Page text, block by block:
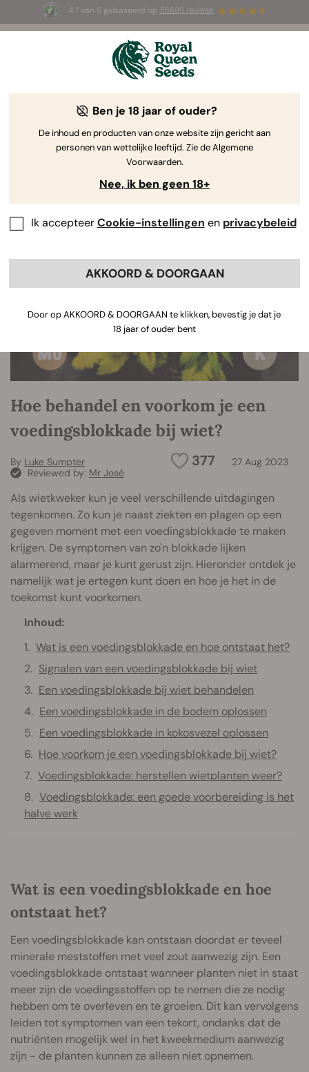
4.7 van 5 gebaseerd op 58690 reviews
☀️ Summer Sales: tot wel 50% korting
op geselecteerde producten! ⏤
De Kweekgids Voor Cannabis door Royal Queen Seeds
Grow Guide Zoekmachine
Hoe behandel en voorkom je een
voedingsblokkade bij wiet?
377 27 Aug 2023
By Luke Sumpter
Reviewed by: Mr José
Als wietkweker kun je veel verschillende uitdagingen
tegenkomen. Zo kun je naast ziekten en plagen op een
gegeven moment met een voedingsblokkade te maken
krijgen. De symptomen van zo'n blokkade lijken
alarmerend, maar je kunt gerust zijn. Hieronder ontdek je
namelijk wat je ertegen kunt doen en hoe je het in de
toekomst kunt voorkomen.
Inhoud:
Wat is een voedingsblokkade en hoe ontstaat het?
Signalen van een voedingsblokkade bij wiet
Een voedingsblokkade bij wiet behandelen
Een voedingsblokkade in de bodem oplossen
Een voedingsblokkade in kokosvezel oplossen
Hoe voorkom je een voedingsblokkade bij wiet?
Voedingsblokkade: herstellen wietplanten weer?
Voedingsblokkade: een goede voorbereiding is het
halve werk
Wat is een voedingsblokkade en hoe
ontstaat het?
Een voedingsblokkade kan ontstaan doordat er teveel
minerale meststoffen met veel zout aanwezig zijn. Een
voedingsblokkade ontstaat wanneer planten niet in staat
meer zijn de voedingsstoffen op te nemen die ze nodig
hebben om te overleven en te groeien. Dit kan vervolgens
leiden tot symptomen van een tekort, ondanks dat de
nutriënten mogelijk wel in het kweekmedium aanwezig
zijn - de planten kunnen ze alleen niet opnemen.
Ben je 18 jaar of ouder?
De inhoud en producten van onze website zijn gericht aan
personen van wettelijke leeftijd. Zie de Algemene
Voorwaarden.
Nee, ik ben geen 18+
Ik accepteerCookie-instellingen en privacybeleid
AKKOORD & DOORGAAN
Door op AKKOORD & DOORGAAN te klikken, bevestig je dat je
18 jaar of ouder bent